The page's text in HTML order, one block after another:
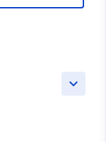
keyboard_arrow_down